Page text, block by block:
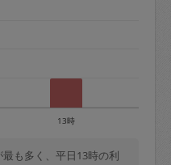
13時
も多く、平日13時の利